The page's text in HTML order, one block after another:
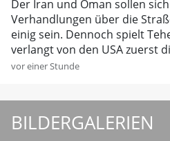
Der Iran und Oman sollen
Verhandlungen über die
einig sein. Dennoch spielt
verlangt von den USA zuerst
Vorleistungen.
vor einer Stunde
BILDERGALERIEN